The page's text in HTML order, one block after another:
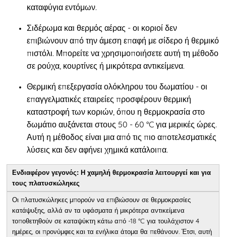
καταφύγια εντόμων.
Σιδέρωμα και θερμός αέρας - οι κοριοί δεν
επιβιώνουν από την άμεση επαφή με σίδερο ή θερμικό
πιστόλι. Μπορείτε να χρησιμοποιήσετε αυτή τη μέθοδο
σε ρούχα, κουρτίνες ή μικρότερα αντικείμενα.
Θερμική επεξεργασία ολόκληρου του δωματίου - οι
επαγγελματικές εταιρείες προσφέρουν θερμική
καταστροφή των κοριών, όπου η θερμοκρασία στο
δωμάτιο αυξάνεται στους 50 - 60 °C για μερικές ώρες.
Αυτή η μέθοδος είναι μια από τις πιο αποτελεσματικές
λύσεις και δεν αφήνει χημικά κατάλοιπα.
Ενδιαφέρον γεγονός: Η χαμηλή θερμοκρασία λειτουργεί και για
τους πλατυσκώληκες
Οι πλατυσκώληκες μπορούν να επιβιώσουν σε θερμοκρασίες
κατάψυξης, αλλά αν τα υφάσματα ή μικρότερα αντικείμενα
τοποθετηθούν σε καταψύκτη κάτω από -18 °C για τουλάχιστον 4
ημέρες, οι προνύμφες και τα ενήλικα άτομα θα πεθάνουν. Έτσι, αυτή